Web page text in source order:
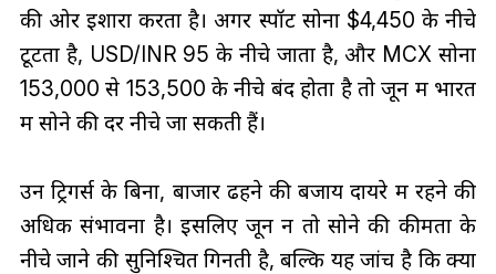
की ओर इशारा करता है। अगर स्पॉट सोना $4,450 के नीचे
टूटता है, USD/INR 95 के नीचे जाता है, और MCX सोना
₹153,000 से ₹153,500 के नीचे बंद होता है तो जून में भारत
में सोने की दरें नीचे जा सकती हैं।
उन ट्रिगर्स के बिना, बाजार ढहने की बजाय दायरे में रहने की
अधिक संभावना है। इसलिए जून न तो सोने की कीमतों के
नीचे जाने की सुनिश्चित गिनती है, बल्कि यह जांच है कि क्या